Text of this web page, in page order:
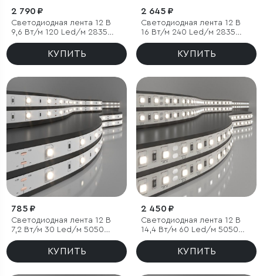
2 790 ₽
Светодиодная лента 12 В
9,6 Вт/м 120 Led/м 2835
IP65, дневной белый 4200K,
КУПИТЬ
2 645 ₽
Светодиодная лента 12 В
16 Вт/м 240 Led/м 2835
IP65, дневной белый 4200K,
КУПИТЬ
785 ₽
Светодиодная лента 12 В
7,2 Вт/м 30 Led/м 5050
IP20, дневной белый 4200К,
КУПИТЬ
2 450 ₽
Светодиодная лента 12 В
14,4 Вт/м 60 Led/м 5050
IP20, дневной белый 4200
КУПИТЬ